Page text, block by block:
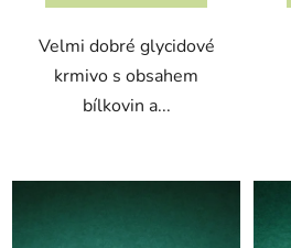
Velmi dobré glycidové
krmivo s obsahem
bílkovin a...